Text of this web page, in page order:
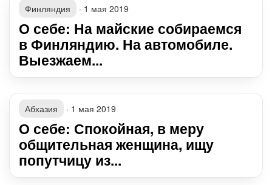
Финляндия · 1 мая 2019
О себе: На майские собираемся
в Финляндию. На автомобиле.
Выезжаем...
Абхазия · 1 мая 2019
О себе: Спокойная, в меру
общительная женщина, ищу
попутчицу из...